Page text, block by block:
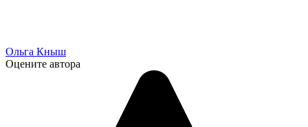
Ольга Кныш
Оцените автора